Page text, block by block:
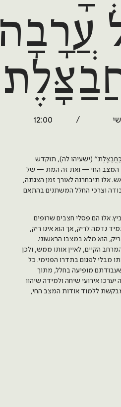
עֲרָבָה
12:00
(ישעיהו לה), תוקדש
את המצב החי — ואת זה המת — של
אלו תיבחרנה לאורך זמן הצגתה,
וצרכי החלל המשתנים בהתאם
אלו הם פסלי חצבים שרופים
נדמה לריק, אך הוא אינו ריק,
הוא מלא במצבו הראשוני.
הקיים, לאיין אותו ממש, ולכן
לפגום בתדרו הפנימי. כל
מופיעה בחלל, מתוך
אירועי שיחה ולמידה שיהוו
ללמוד אודות המצב החי,